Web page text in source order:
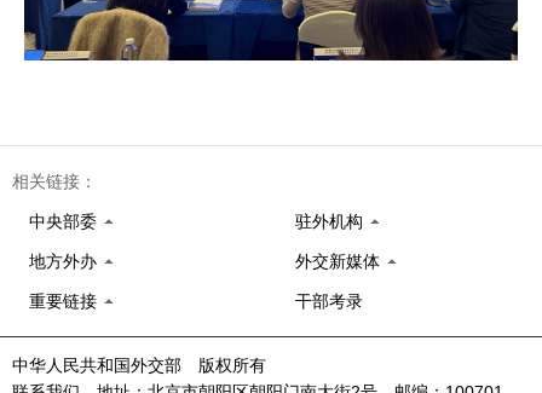
相关链接：
中央部委 驻外机构
地方外办 外交新媒体
重要链接 干部考录
中华人民共和国外交部 版权所有